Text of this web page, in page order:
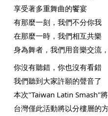
享受著多重舞曲的饗宴
有那麼一刻，我們不分你我
在那麼一時，我們相互共樂
身為舞者，我們用音樂交流
你沒有聽錯，你也沒有看錯
我們聽到大家許願的聲音了
本次"Taiwan Latin Smash"
台灣僅此活動將以分樓層的